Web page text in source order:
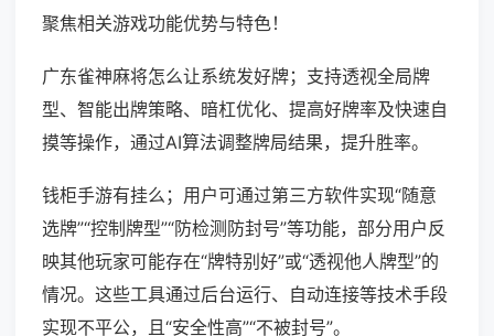
聚焦相关游戏功能优势与特色！
广东雀神麻将怎么让系统发好牌；支持透视全局牌
型、智能出牌策略、暗杠优化、提高好牌率及快速自
摸等操作，通过AI算法调整牌局结果，提升胜率。
钱柜手游有挂么；用户可通过第三方软件实现“随意
选牌”“控制牌型”“防检测防封号”等功能，部分用户反
映其他玩家可能存在“牌特别好”或“透视他人牌型”的
情况。这些工具通过后台运行、自动连接等技术手段
实现不平公，且“安全性高”“不被封号”。